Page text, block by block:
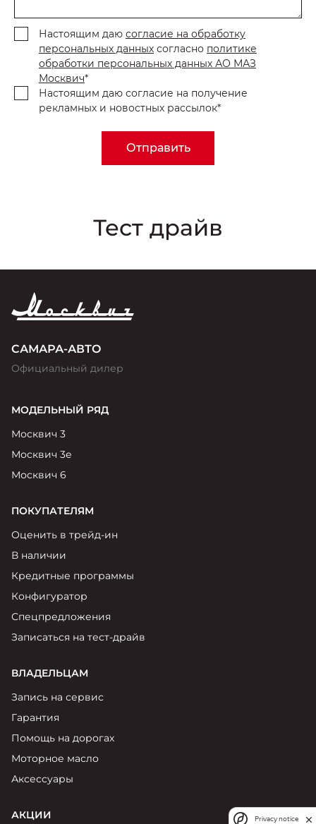
Настоящим даю согласие на обработку
персональных данных согласно политике
обработки персональных данных АО МАЗ
Москвич*
Настоящим даю согласие на получение
рекламных и новостных рассылок*
Отправить
Тест драйв
САМАРА-АВТО
Официальный дилер
МОДЕЛЬНЫЙ РЯД
Москвич 3
Москвич 3е
Москвич 6
ПОКУПАТЕЛЯМ
Оценить в трейд-ин
В наличии
Кредитные программы
Конфигуратор
Спецпредложения
Записаться на тест-драйв
ВЛАДЕЛЬЦАМ
Запись на сервис
Гарантия
Помощь на дорогах
Моторное масло
Аксессуары
АКЦИИ
Privacy notice